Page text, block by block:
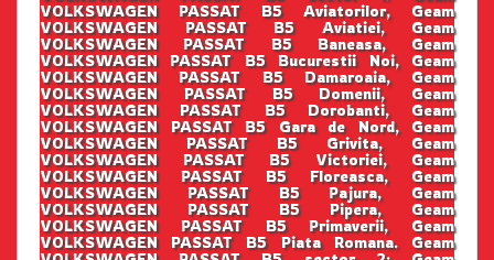
VOLKSWAGEN PASSAT B5 Aviatorilor, Geam
VOLKSWAGEN PASSAT B5 Aviatiei, Geam
VOLKSWAGEN PASSAT B5 Baneasa, Geam
VOLKSWAGEN PASSAT B5 Bucurestii Noi, Geam
VOLKSWAGEN PASSAT B5 Damaroaia, Geam
VOLKSWAGEN PASSAT B5 Domenii, Geam
VOLKSWAGEN PASSAT B5 Dorobanti, Geam
VOLKSWAGEN PASSAT B5 Gara de Nord, Geam
VOLKSWAGEN PASSAT B5 Grivita, Geam
VOLKSWAGEN PASSAT B5 Victoriei, Geam
VOLKSWAGEN PASSAT B5 Floreasca, Geam
VOLKSWAGEN PASSAT B5 Pajura, Geam
VOLKSWAGEN PASSAT B5 Pipera, Geam
VOLKSWAGEN PASSAT B5 Primaverii, Geam
VOLKSWAGEN PASSAT B5 Piata Romana. Geam